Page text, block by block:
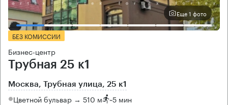
Еще 1 фото
БЕЗ КОМИССИИ
Бизнес-центр
Трубная 25 к1
Москва, Трубная улица, 25 к1
Цветной бульвар → 510 м ~5 мин